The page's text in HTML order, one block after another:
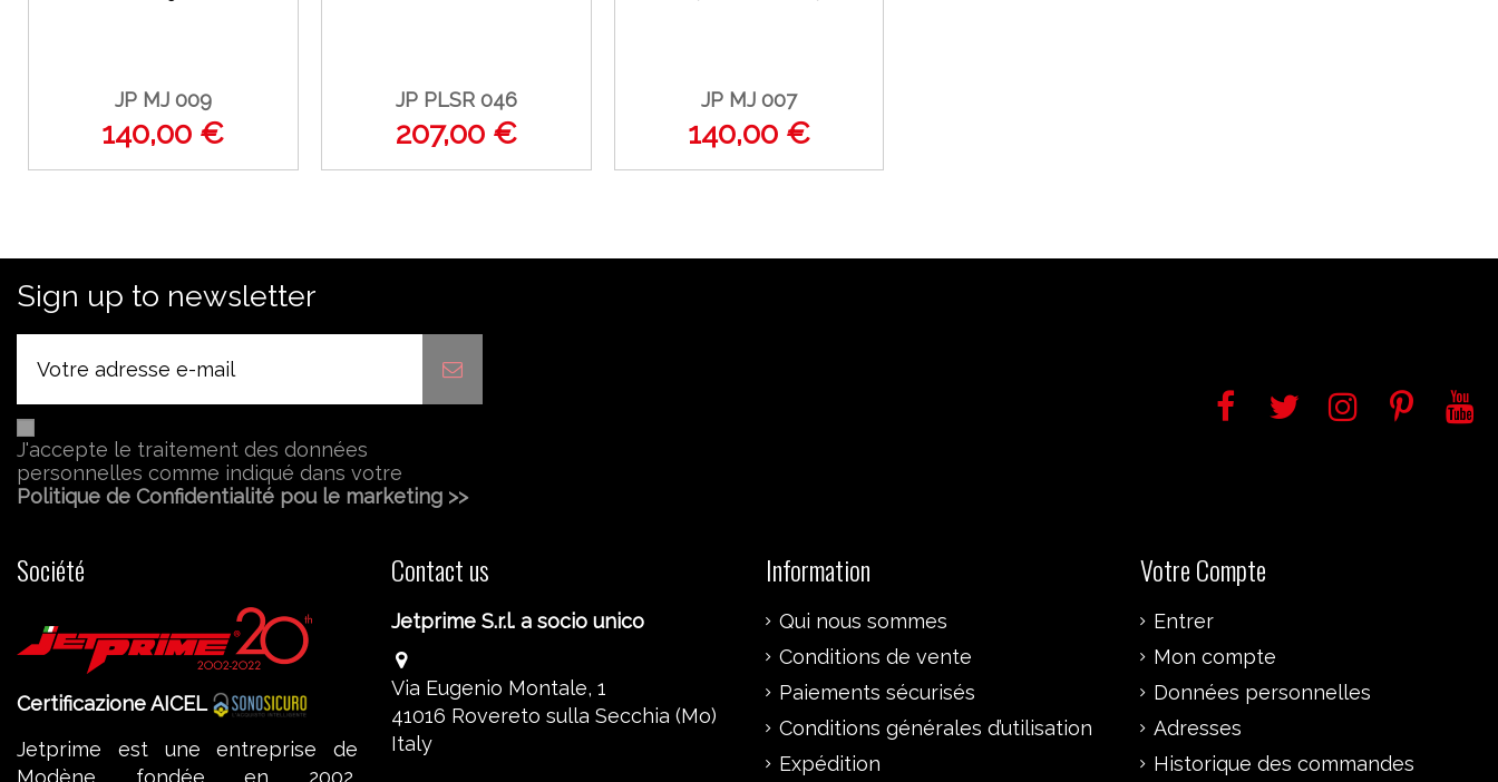
JP MJ 009
140,00 €
JP PLSR 046
207,00 €
JP MJ 007
140,00 €
Sign up to newsletter
J'accepte le traitement des données
personnelles comme indiqué dans votre
Politique de Confidentialité pou le marketing >>
Société
Certificazione AICEL
Jetprime est une entreprise de
Modène fondée en 2002,
Contact us
Jetprime S.r.l. a socio unico
Via Eugenio Montale, 1
41016 Rovereto sulla Secchia (Mo)
Italy
Information
Qui nous sommes
Conditions de vente
Paiements sécurisés
Conditions générales d’utilisation
Expédition
Votre Compte
Entrer
Mon compte
Données personnelles
Adresses
Historique des commandes